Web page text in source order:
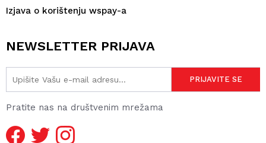
Izjava o korištenju wspay-a
NEWSLETTER PRIJAVA
Pratite nas na društvenim mrežama